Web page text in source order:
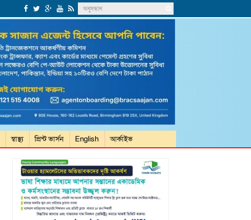
স্বাস্থ্য প্রিন্ট ভার্সন English আর্কাইভ